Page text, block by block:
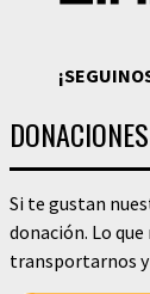
DONACIONES
Si te gustan
donación. Lo
transportarnos